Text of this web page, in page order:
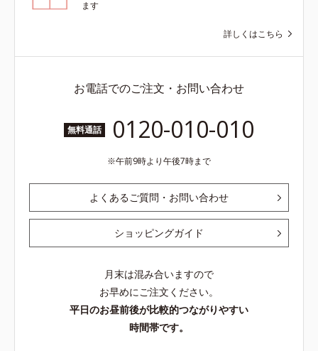
ます
詳しくはこちら
お電話でのご注文・お問い合わせ
無料通話 0120-010-010
午前9時より午後7時まで
よくあるご質問・お問い合わせ
ショッピングガイド
月末は混み合いますので
お早めにご注文ください。
平日のお昼前後が比較的つながりやすい
時間帯です。